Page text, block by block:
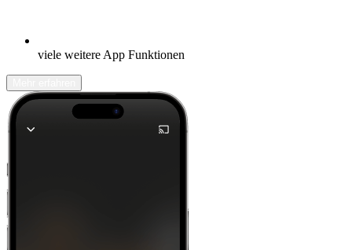
viele weitere App Funktionen